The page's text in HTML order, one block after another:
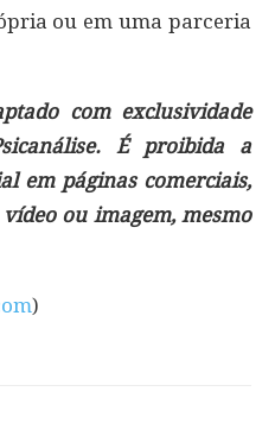
ou em uma parceria
com exclusividade
É proibida a
em páginas comerciais,
ou imagem, mesmo
)